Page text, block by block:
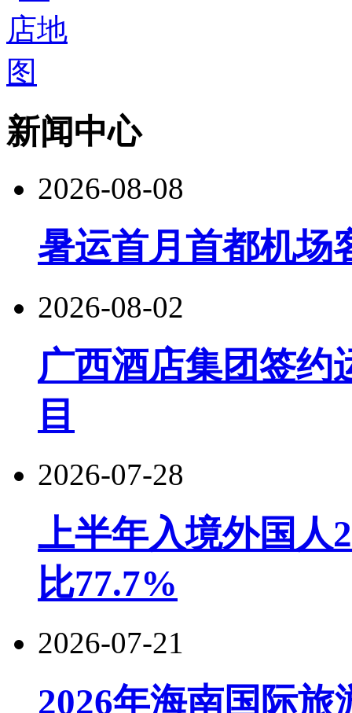
新闻中心
2026-08-08
暑运首月首都机场
2026-08-02
广西酒店集团签约
目
2026-07-28
上半年入境外国人
比77.7%
2026-07-21
2026年海南国际